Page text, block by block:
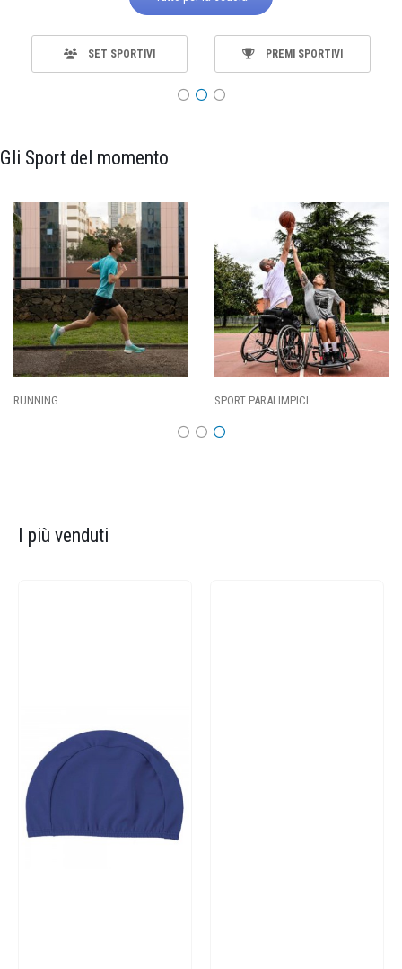
SET SPORTIVI PREMI SPORTIVI
Gli Sport del momento
SPORT PARALIMPICI
I più venduti